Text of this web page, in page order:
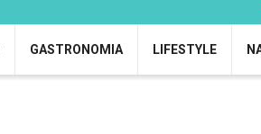
GASTRONOMIA LIFESTYLE